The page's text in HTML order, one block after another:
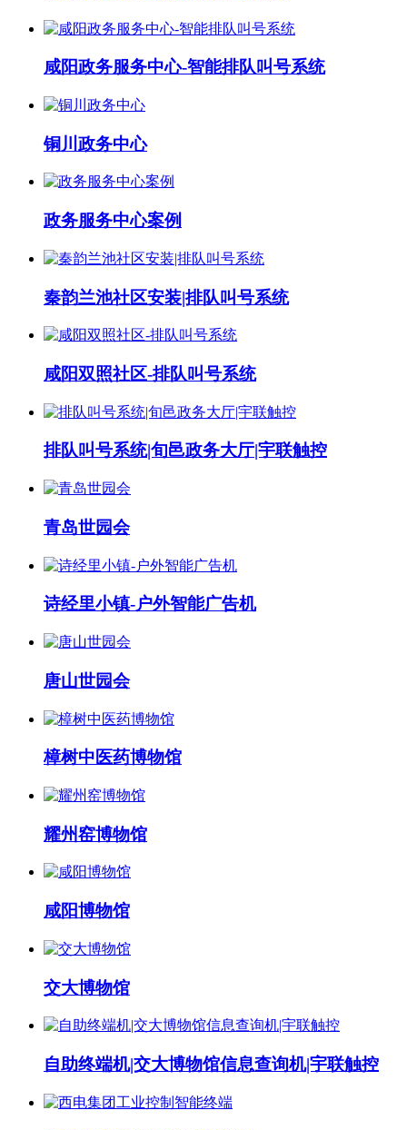
咸阳政务服务中心-智能排队叫号系统
铜川政务中心
政务服务中心案例
秦韵兰池社区安装|排队叫号系统
咸阳双照社区-排队叫号系统
排队叫号系统|旬邑政务大厅|宇联触控
青岛世园会
诗经里小镇-户外智能广告机
唐山世园会
樟树中医药博物馆
耀州窑博物馆
咸阳博物馆
交大博物馆
自助终端机|交大博物馆信息查询机|宇联触控